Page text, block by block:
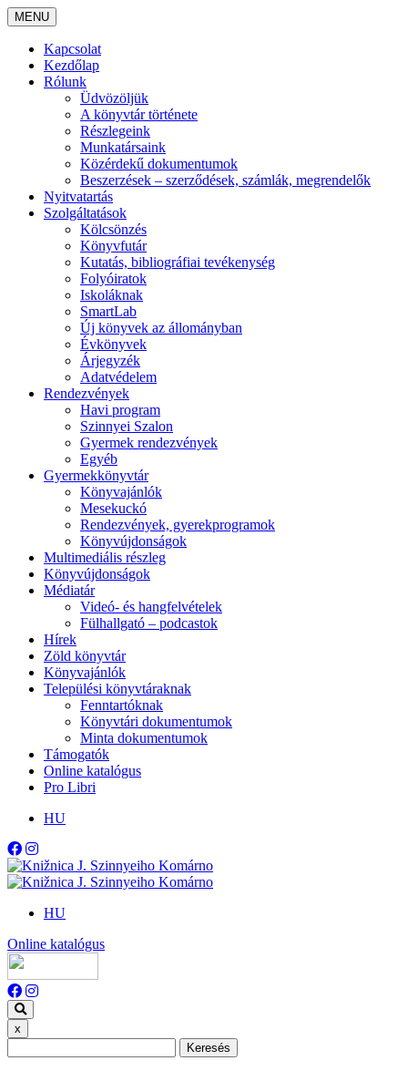
MENU
Kapcsolat
Kezdőlap
Rólunk
Üdvözöljük
A könyvtár története
Részlegeink
Munkatársaink
Közérdekű dokumentumok
Beszerzések – szerződések, számlák, megrendelők
Nyitvatartás
Szolgáltatások
Kölcsönzés
Könyvfutár
Kutatás, bibliográfiai tevékenység
Folyóiratok
Iskoláknak
SmartLab
Új könyvek az állományban
Évkönyvek
Árjegyzék
Adatvédelem
Rendezvények
Havi program
Szinnyei Szalon
Gyermek rendezvények
Egyéb
Gyermekkönyvtár
Könyvajánlók
Mesekuckó
Rendezvények, gyerekprogramok
Könyvújdonságok
Multimediális részleg
Könyvújdonságok
Médiatár
Videó- és hangfelvételek
Fülhallgató – podcastok
Hírek
Zöld könyvtár
Könyvajánlók
Települési könyvtáraknak
Fenntartóknak
Könyvtári dokumentumok
Minta dokumentumok
Támogatók
Online katalógus
Pro Libri
HU
HU
Online katalógus
x
Keresés